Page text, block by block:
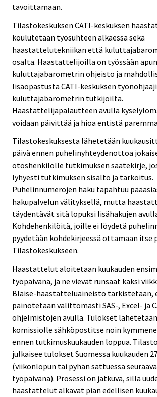
tavoittamaan.
Tilastokeskuksen CATI-keskuksen
koulutetaan työsuhteen alkaessa sekä
haastattelutekniikan että
osalta. Haastattelijoilla on työssään
kuluttajabarometrin ohjeisto ja
lisäopastusta CATI-keskuksen
kuluttajabarometrin tutkijoilta.
Haastattelijapalautteen avulla
voidaan päivittää ja hioa entistä
Tilastokeskuksesta lähetetään
päivä ennen puhelinyhteydenottoa
otoshenkilölle tutkimuksen saatekirje,
lyhyesti tutkimuksen sisältö ja tarkoitus.
Puhelinnumerojen haku tapahtuu
hakupalvelun välityksellä, mutta
täydentävät sitä lopuksi lisähakujen
Kohdehenkilöitä, joille ei löydetä
pyydetään kohdekirjeessä ottamaan itse
Tilastokeskukseen.
Haastattelut aloitetaan kuukauden
työpäivänä, ja ne vievät runsaat kaksi
Blaise-haastatteluaineisto tarkistetaan,
painotetaan välittömästi SAS-, Excel- ja
ohjelmistojen avulla. Tulokset lähetetään
komissiolle sähköpostitse noin
ennen tutkimuskuukauden loppua.
julkaisee tulokset Suomessa kuukauden
(viikonlopun tai pyhän sattuessa
työpäivänä). Prosessi on jatkuva, sillä
haastattelut alkavat pian edellisen